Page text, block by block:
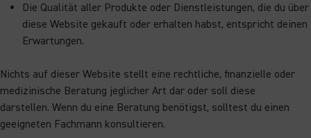
Die Qualität aller Produkte oder Dienstleistungen, die du über
diese Website gekauft oder erhalten habst, entspricht deinen
Erwartungen.
Nichts auf dieser Website stellt eine rechtliche, finanzielle oder
medizinische Beratung jeglicher Art dar oder soll diese
darstellen. Wenn du eine Beratung benötigst, solltest du einen
geeigneten Fachmann konsultieren.